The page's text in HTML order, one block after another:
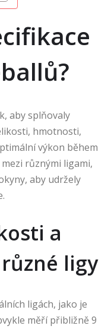
aby splňovaly
hmotnosti,
výkon během
různými ligami,
aby udržely
a
ligy
ligách, jako je
měří přibližně 9